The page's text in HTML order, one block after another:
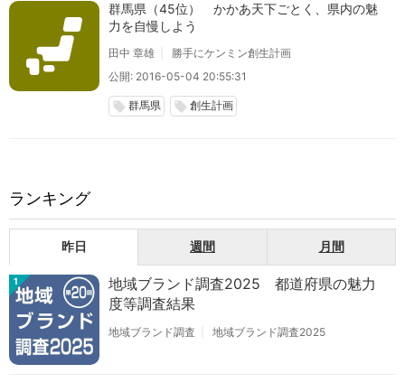
群馬県（45位） かかあ天下ごとく、県内の魅
力を自慢しよう
田中 章雄
勝手にケンミン創生計画
公開: 2016-05-04 20:55:31
local_offer 群馬県 local_offer 創生計画
ランキング
昨日 週間 月間
1
地域ブランド調査2025 都道府県の魅力
度等調査結果
地域ブランド調査 地域ブランド調査2025